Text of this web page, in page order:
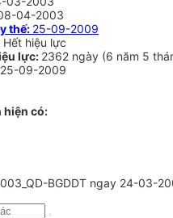
04-2003
thế: 25-09-2009
Hết hiệu lực
lực: 2362 ngày (6 năm 5
25-09-2009
hiện có:
BGDDT ngay 24-03-